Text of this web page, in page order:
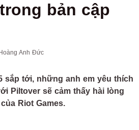
bản cập
Hoàng Anh Đức
sắp tới, những anh em yêu thích
Piltover sẽ cảm thấy hài lòng
Riot Games.